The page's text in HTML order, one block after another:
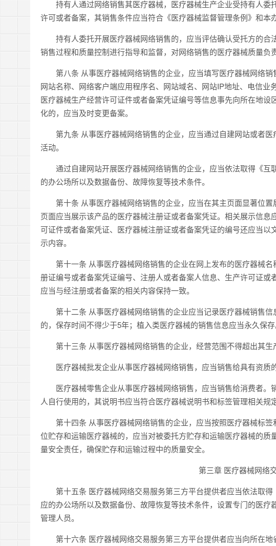
持有人通过网络销售其医疗器械，医疗器械生产企业受持有人委
许可或者备案，其销售条件应当符合《医疗器械监督管理条例》和本
持有人委托开展医疗器械网络销售的，应当评估确认受托方的合
销售过程和质量控制进行指导和监督，对网络销售的医疗器械质量负责
第八条 从事医疗器械网络销售的企业，应当填写医疗器械网络销
网站名称、网络客户端应用程序名、网站域名、网站IP地址、电信业
医疗器械生产经营许可证件或者备案凭证编号等信息事先向所在地
化的，应当及时变更备案。
第九条 从事医疗器械网络销售的企业，应当通过自建网站或者医
活动。
通过自建网站开展医疗器械网络销售的企业，应当依法取得《互
的办公场所以及数据备份、故障恢复等技术条件。
第十条 从事医疗器械网络销售的企业，应当在其主页面显著位置
页面应当展示该产品的医疗器械注册证或者备案凭证。相关展示信
可证件或者备案凭证、医疗器械注册证或者备案凭证的编号还应当
示内容。
第十一条 从事医疗器械网络销售的企业在网上发布的医疗器械名
册证编号或者备案凭证编号、注册人或者备案人信息、生产许可证或
应当与经注册或者备案的相关内容保持一致。
第十二条 从事医疗器械网络销售的企业应当记录医疗器械销售信
的，保存时间不得少于5年；植入类医疗器械的销售信息应当永久保
第十三条 从事医疗器械网络销售的企业，经营范围不得超出其生
医疗器械批发企业从事医疗器械网络销售，应当销售给具有资质
医疗器械零售企业从事医疗器械网络销售，应当销售给消费者。
人自行使用的，其说明书应当符合医疗器械说明书和标签管理相关规
第十四条 从事医疗器械网络销售的企业，应当按照医疗器械标签
位贮存和运输医疗器械的，应当对被委托方贮存和运输医疗器械的
量安全责任，确保贮存和运输过程中的质量安全。
第三章 医疗器械网络
第十五条 医疗器械网络交易服务第三方平台提供者应当依法取得
应的办公场所以及数据备份、故障恢复等技术条件，设置专门的医
管理人员。
第十六条 医疗器械网络交易服务第三方平台提供者应当向所在地